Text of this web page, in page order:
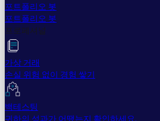
포트폴리오 봇
포트폴리오 봇
프로페셔널
가상 거래
손실 위험 없이 경험 쌓기
백테스팅